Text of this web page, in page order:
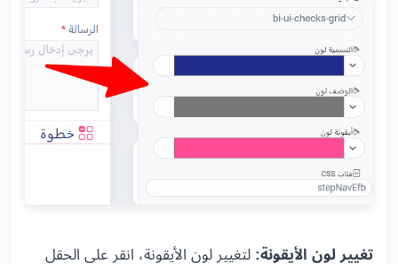
تغيير لون الأيقونة: لتغيير لون الأيقونة، انقر على الحقل